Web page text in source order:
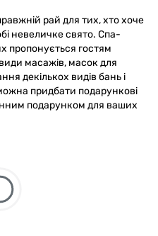
рай для тих, хто хоче
невеличке свято. Спа-
пропонується гостям
масажів, масок для
декількох видів бань і
придбати подарункові
подарунком для ваших